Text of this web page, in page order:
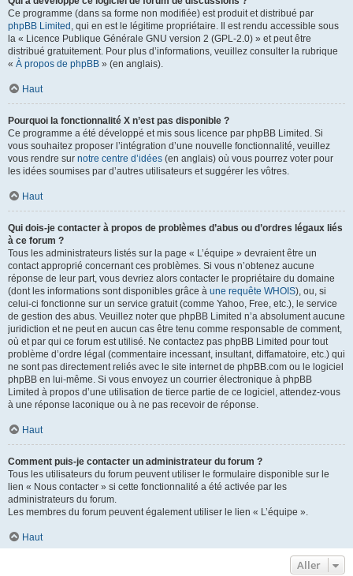
Ce programme (dans sa forme non modifiée) est produit et distribué par
phpBB Limited , qui en est le légitime propriétaire. Il est rendu accessible sous
la « Licence Publique Générale GNU version 2 (GPL-2.0) » et peut être
distribué gratuitement. Pour plus d’informations, veuillez consulter la rubrique
« À propos de phpBB » (en anglais).
Haut
Pourquoi la fonctionnalité X n’est pas disponible ?
Ce programme a été développé et mis sous licence par phpBB Limited. Si
vous souhaitez proposer l’intégration d’une nouvelle fonctionnalité, veuillez
vous rendre sur notre centre d’idées (en anglais) où vous pourrez voter pour
les idées soumises par d’autres utilisateurs et suggérer les vôtres.
Haut
Qui dois-je contacter à propos de problèmes d’abus ou d’ordres légaux liés
à ce forum ?
Tous les administrateurs listés sur la page « L’équipe » devraient être un
contact approprié concernant ces problèmes. Si vous n’obtenez aucune
réponse de leur part, vous devriez alors contacter le propriétaire du domaine
(dont les informations sont disponibles grâce à une requête WHOIS), ou, si
celui-ci fonctionne sur un service gratuit (comme Yahoo, Free, etc.), le service
de gestion des abus. Veuillez noter que phpBB Limited n’a absolument aucune
juridiction et ne peut en aucun cas être tenu comme responsable de comment,
où et par qui ce forum est utilisé. Ne contactez pas phpBB Limited pour tout
problème d’ordre légal (commentaire incessant, insultant, diffamatoire, etc.) qui
ne sont pas directement reliés avec le site internet de phpBB.com ou le logiciel
phpBB en lui-même. Si vous envoyez un courrier électronique à phpBB
Limited à propos d’une utilisation de tierce partie de ce logiciel, attendez-vous
à une réponse laconique ou à ne pas recevoir de réponse.
Haut
Comment puis-je contacter un administrateur du forum ?
Tous les utilisateurs du forum peuvent utiliser le formulaire disponible sur le
lien « Nous contacter » si cette fonctionnalité a été activée par les
administrateurs du forum.
Les membres du forum peuvent également utiliser le lien « L’équipe ».
Haut
Aller